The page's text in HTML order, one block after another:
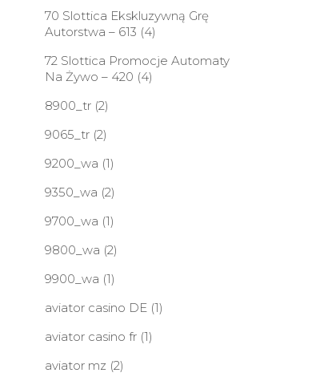
70 Slottica Ekskluzywną Grę
Autorstwa – 613 (4)
72 Slottica Promocje Automaty
Na Żywo – 420 (4)
8900_tr(2)
9065_tr(2)
9200_wa (1)
9350_wa (2)
9700_wa (1)
9800_wa (2)
9900_wa (1)
aviator casino DE(1)
aviator casino fr(1)
aviator mz (2)